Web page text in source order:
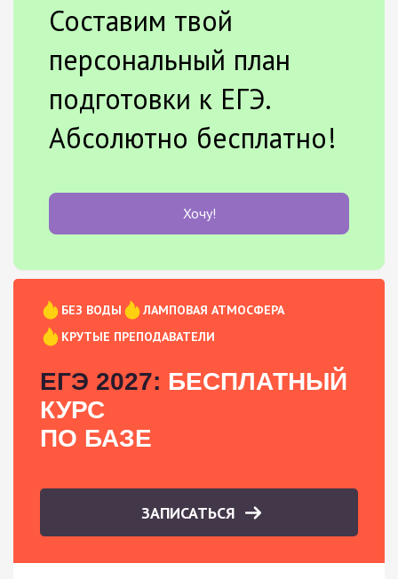
Составим твой
персональный план
подготовки к ЕГЭ.
Абсолютно бесплатно!
Хочу!
БЕЗ ВОДЫ
ЛАМПОВАЯ АТМОСФЕРА
КРУТЫЕ ПРЕПОДАВАТЕЛИ
ЕГЭ 2027: БЕСПЛАТНЫЙ
КУРС
ПО БАЗЕ
ЗАПИСАТЬСЯ